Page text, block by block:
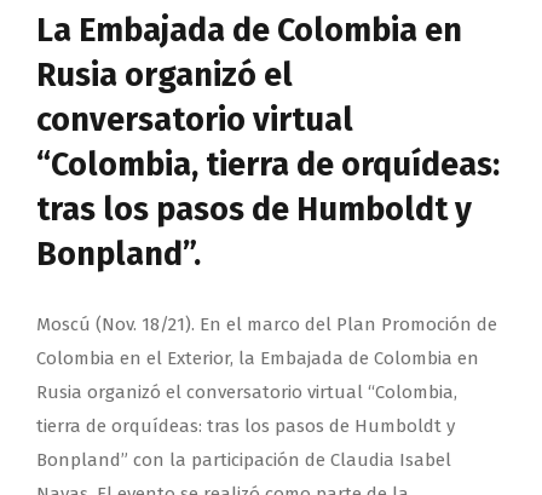
La Embajada de Colombia en
Rusia organizó el
conversatorio virtual
“Colombia, tierra de orquídeas:
tras los pasos de Humboldt y
Bonpland”.
Moscú (Nov. 18/21). En el marco del Plan Promoción de
Colombia en el Exterior, la Embajada de Colombia en
Rusia organizó el conversatorio virtual “Colombia,
tierra de orquídeas: tras los pasos de Humboldt y
Bonpland” con la participación de Claudia Isabel